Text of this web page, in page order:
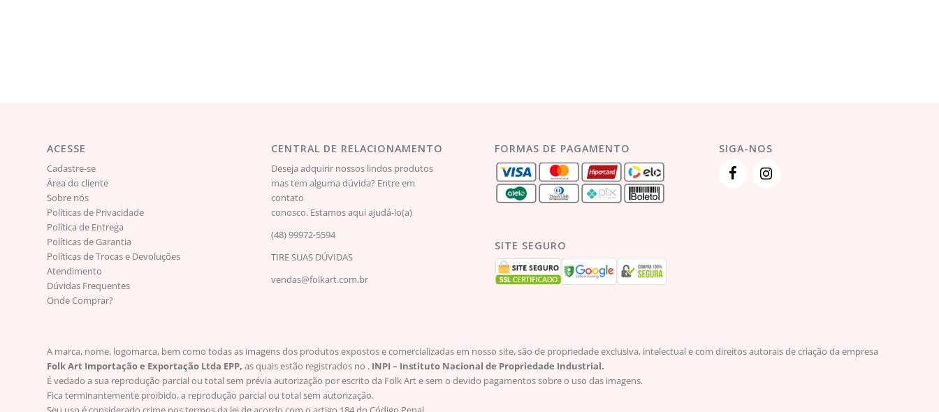
ACESSE
Cadastre-se
Área do cliente
Sobre nós
Políticas de Privacidade
Política de Entrega
Políticas de Garantia
Políticas de Trocas e Devoluções
Atendimento
Dúvidas Frequentes
Onde Comprar?
CENTRAL DE RELACIONAMENTO
Deseja adquirir nossos lindos produtos
mas tem alguma dúvida? Entre em
contato
conosco. Estamos aqui ajudá-lo(a)
(48) 99972-5594
TIRE SUAS DÚVIDAS
vendas@folkart.com.br
FORMAS DE PAGAMENTO
SITE SEGURO
SIGA-NOS
A marca, nome, logomarca, bem como todas as imagens dos produtos expostos e comercializadas em nosso site, são de propriedade exclusiva, intelectual e com direitos autorais de criação da empresa
Folk Art Importação e Exportação Ltda EPP, as quais estão registrados no . INPI – Instituto Nacional de Propriedade Industrial.
É vedado a sua reprodução parcial ou total sem prévia autorização por escrito da Folk Art e sem o devido pagamentos sobre o uso das imagens.
Fica terminantemente proibido, a reprodução parcial ou total sem autorização.